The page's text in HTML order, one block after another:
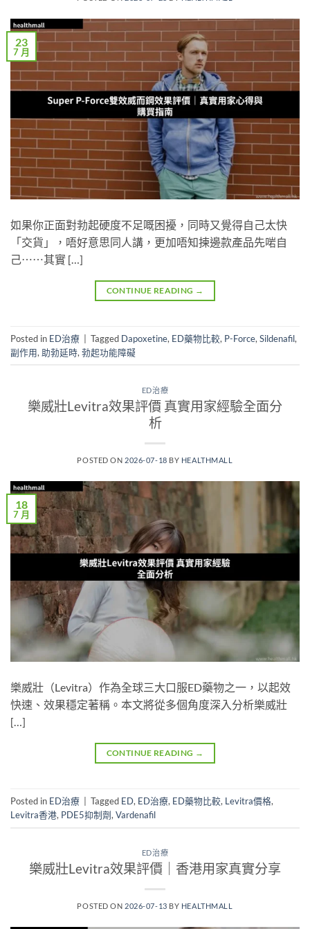
23
7 月
如果你正面對勃起硬度不足嘅困擾，同時又覺得自己太快
「交貨」，唔好意思同人講，更加唔知揀邊款產品先啱自
己⋯⋯其實 […]
CONTINUE READING →
Posted in ED治療 Tagged Dapoxetine, ED藥物比較, P-Force, Sildenafil,
副作用, 助勃延時, 勃起功能障礙
ED治療
樂威壯Levitra效果評價 真實用家經驗全面分
析
POSTED ON 2026-07-18 BY HEALTHMALL
18
7 月
樂威壯（Levitra）作為全球三大口服ED藥物之一，以起效
快速、效果穩定著稱。本文將從多個角度深入分析樂威壯
[…]
CONTINUE READING →
Posted in ED治療 Tagged ED, ED治療, ED藥物比較, Levitra價格,
Levitra香港, PDE5抑制劑, Vardenafil
ED治療
樂威壯Levitra效果評價｜香港用家真實分享
POSTED ON 2026-07-13 BY HEALTHMALL